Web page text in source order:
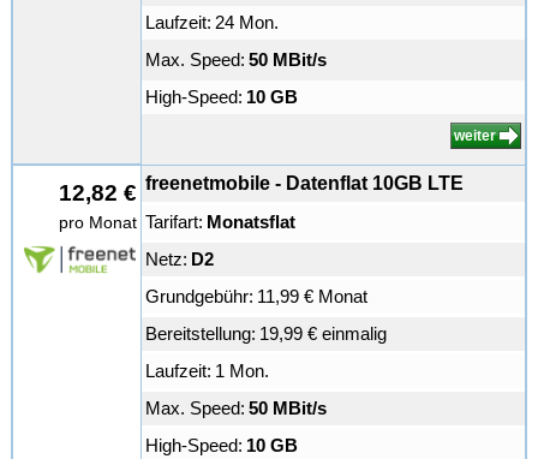
Laufzeit: 24 Mon.
Max. Speed: 50 MBit/s
High-Speed: 10 GB
weiter
12,82 €
pro Monat
freenetmobile - Datenflat 10GB LTE
Tarifart: Monatsflat
Netz: D2
Grundgebühr: 11,99 € Monat
Bereitstellung: 19,99 € einmalig
Laufzeit: 1 Mon.
Max. Speed: 50 MBit/s
High-Speed: 10 GB